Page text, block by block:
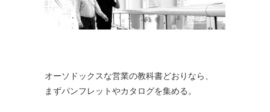
オーソドックスな営業の教科書どおりなら、
まずパンフレットやカタログを集める。